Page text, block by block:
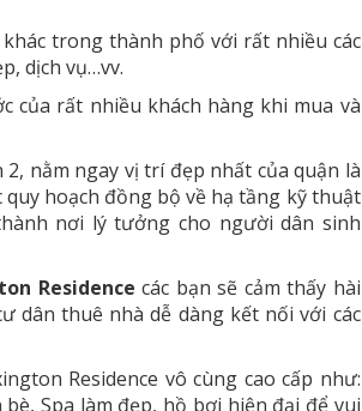
trong thành phố với rất nhiều các
dịch vụ…vv.
của rất nhiều khách hàng khi mua và
2, nằm ngay vị trí đẹp nhất của quận là
hoạch đồng bộ về hạ tầng kỹ thuật
nơi lý tưởng cho người dân sinh
Residence các bạn sẽ cảm thấy hài
dân thuê nhà dễ dàng kết nối với các
Residence vô cùng cao cấp như:
Spa làm đẹp, hồ bơi hiện đại để vui